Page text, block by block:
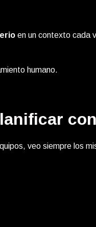
en un contexto cada
humano.
veo siempre los